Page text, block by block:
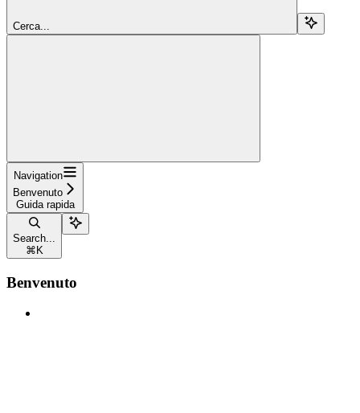
Cerca...
Navigation
Benvenuto
Guida rapida
Search...
⌘ K
Benvenuto